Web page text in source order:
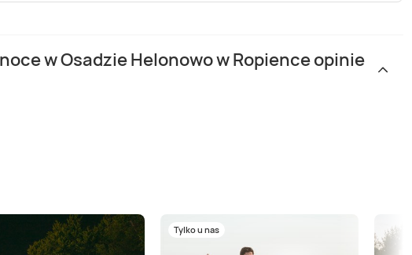
w Osadzie Helonowo w Ropience opinie
Tylko u nas